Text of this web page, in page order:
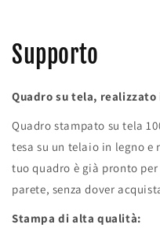
Supporto
Quadro su tela, realizzato
Quadro stampato su tela
tesa su un telaio in legno
tuo quadro è già pronto
parete, senza dover
Stampa di alta qualità: